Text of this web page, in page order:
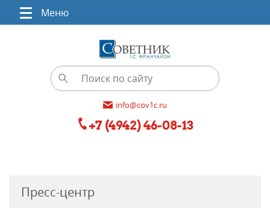
Меню
info@cov1c.ru
+7 (4942) 46-08-13
Пресс-центр